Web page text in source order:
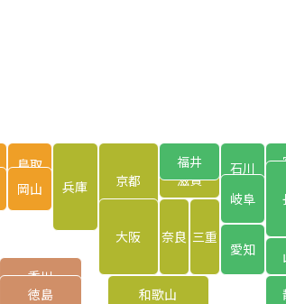
石川
福井
岐阜
愛知
京都 滋賀
大阪 奈良 三重
和歌山
兵庫
鳥取
岡山
香川
徳島